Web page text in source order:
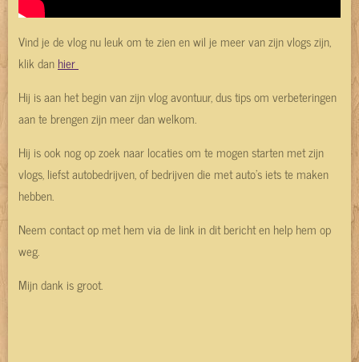
Vind je de vlog nu leuk om te zien en wil je meer van zijn vlogs zijn,
klik dan hier
Hij is aan het begin van zijn vlog avontuur, dus tips om verbeteringen
aan te brengen zijn meer dan welkom.
Hij is ook nog op zoek naar locaties om te mogen starten met zijn
vlogs, liefst autobedrijven, of bedrijven die met auto's iets te maken
hebben.
Neem contact op met hem via de link in dit bericht en help hem op
weg.
Mijn dank is groot.